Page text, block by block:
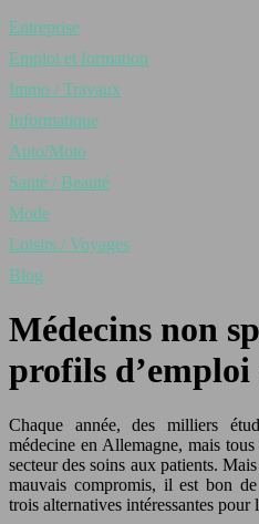
Entreprise
Emploi et formation
Immo / Travaux
Informatique
Auto/Moto
Santé / Beauté
Mode
Loisirs / Voyages
Blog
Médecins non
profils
Chaque année, des milliers
médecine en Allemagne, mais
secteur des soins aux patients.
mauvais compromis, il est bon
trois alternatives intéressantes pour